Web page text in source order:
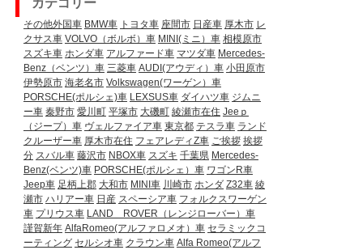
その他外国車 BMW車 トヨタ車 座間市 日産車 厚木市 レ
クサス車 VOLVO（ボルボ）車 MINI(ミニ）車 相模原市
スズキ車 ホンダ車 アルファード車 マツダ車 Mercedes-
Benz（ベンツ）車 三菱車 AUDI(アウディ）車 小田原市
伊勢原市 海老名市 Volkswagen(ワーゲン）車
PORSCHE(ポルシェ)車 LEXSUS車 ダイハツ車 ジムニ
ー車 秦野市 愛川町 平塚市 大磯町 綾瀬市在住 Jeeｐ
（ジープ）車 ヴェルファイア車 東京都 テスラ車 ランド
クルーザー車 厚木市在住 フェアレディZ車 ご挨拶 挨拶
分 スバル車 藤沢市 NBOX車 スズキ 千葉県 Mercedes-
Benz(ベンツ)車 PORSCHE(ポルシェ）車 ワゴンR車
Jeep車 足柄上郡 大和市 MINI車 川崎市 ホンダ Z32車 綾
瀬市 ハリアー車 日産 スペーシア車 フォルクスワーゲン
車 プリウス車 LAND ROVER（レンジローバー）車
謹賀新年 AlfaRomeo(アルファロメオ）車 セラミックコ
ーティング セルシオ車 クラウン車 Alfa Romeo(アルフ